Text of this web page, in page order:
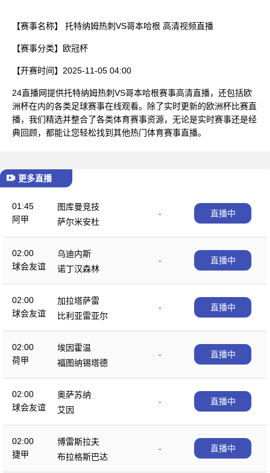
【赛事名称】 托特纳姆热刺VS哥本哈根 高清视频直播
【赛事分类】 欧冠杯
【开赛时间】 2025-11-05 04:00
24直播网提供托特纳姆热刺VS哥本哈根赛事高清直播，还包括欧
洲杯在内的各类足球赛事在线观看。除了实时更新的欧洲杯比赛直
播，我们精选并整合了各类体育赛事资源，无论是实时赛事还是经
典回顾，都能让您轻松找到其他热门体育赛事直播。
更多直播
01:45
阿甲
图库曼竞技
-
萨尔米安杜
直播中
02:00
球会友谊
乌迪内斯
-
诺丁汉森林
直播中
02:00
球会友谊
加拉塔萨雷
-
比利亚雷亚尔
直播中
02:00
荷甲
埃因霍温
-
福图纳锡塔德
直播中
02:00
球会友谊
奥萨苏纳
-
艾因
直播中
02:00
捷甲
博雷斯拉夫
-
布拉格斯巴达
直播中